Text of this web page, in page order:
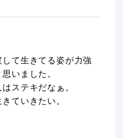
て生きてる姿が力強
いました。
ステキだなぁ。
ていきたい。